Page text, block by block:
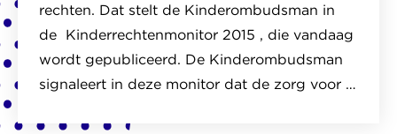
rechten. Dat stelt de Kinderombudsman in
de Kinderrechtenmonitor 2015 , die vandaag
wordt gepubliceerd. De Kinderombudsman
signaleert in deze monitor dat de zorg voor …